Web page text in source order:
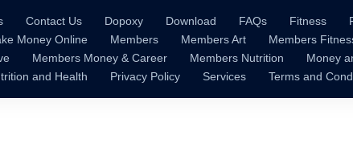
Contact Us Dopoxy Download FAQs Fitness
Money Online Members Members Art Members
Members Money & Career Members Nutrition Money
and Health Privacy Policy Services Terms and